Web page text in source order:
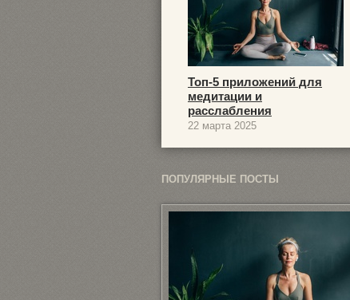
Топ-5 приложений для
медитации и
расслабления
22 марта 2025
ПОПУЛЯРНЫЕ ПОСТЫ